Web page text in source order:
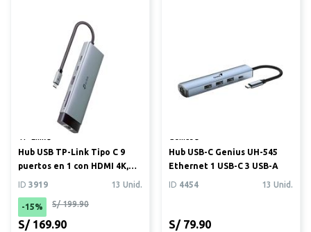
Hub USB TP-Link Tipo C 9
puertos en 1 con HDMI 4K,
60Hz, SD y microSD, c...
ID 3919 13 Unid.
-15% S/ 199.90
S/ 169.90
Hub USB-C Genius UH-545
Ethernet 1 USB-C 3 USB-A
ID 4454 13 Unid.
S/ 79.90